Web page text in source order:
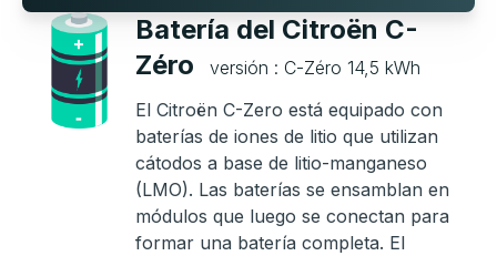
Batería del Citroën C-
Zéro
versión : C-Zéro 14,5 kWh
El Citroën C-Zero está equipado con
baterías de iones de litio que utilizan
cátodos a base de litio-manganeso
(LMO). Las baterías se ensamblan en
módulos que luego se conectan para
formar una batería completa. El